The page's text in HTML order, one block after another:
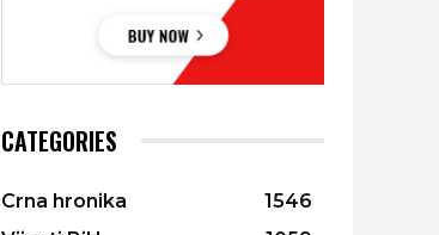
CATEGORIES
Crna hronika
1546